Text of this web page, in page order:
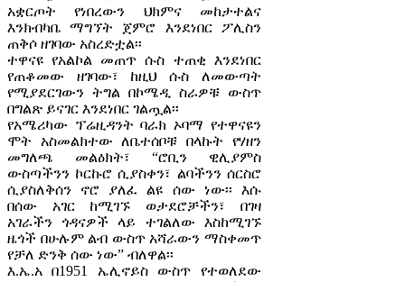
አቋርጦት የነበረውን ህክምና መከታተልና
እንክብካቤ ማግኘት ጀምሮ እንደነበር ፖሊስን
ጠቅሶ ዘገባው አስረድቷል፡፡
ተዋናዩ የአልኮል መጠጥ ሱስ ተጠቂ እንደነበር
የጠቆመው ዘገባው፣ ከዚህ ሱስ ለመውጣት
የሚያደርገውን ትግል በኮሜዲ ስራዎቹ ውስጥ
በግልጽ ይናገር እንደነበር ገልጧል፡፡
የአሜሪካው ፕሬዚዳንት ባራክ ኦባማ የተዋናዩን
ሞት አስመልክተው ለቤተሰቦቹ በላኩት የሃዘን
መግለጫ መልዕክት፣ “ሮቢን ዊሊያምስ
ውስጣችንን ኮርኩሮ ሲያስቀን፣ ልባችንን ሰርስሮ
ሲያስለቅሰን ኖሮ ያለፈ ልዩ ሰው ነው፡፡ እሱ
በሰው አገር ከሚገኙ ወታደሮቻችን፣ በገዛ
አገራችን ጎዳናዎች ላይ ተገልለው እስከሚገኙ
ዜጎች በሁሉም ልብ ውስጥ አሻራውን ማስቀመጥ
የቻለ ድንቅ ሰው ነው” ብለዋል፡፡
እ.ኤ.አ በ1951 ኤሊኖይስ ውስጥ የተወለደው